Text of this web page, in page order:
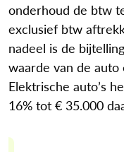
onderhoud de btw
exclusief btw
nadeel is de
waarde van de auto
Elektrische auto’s
16% tot € 35.000